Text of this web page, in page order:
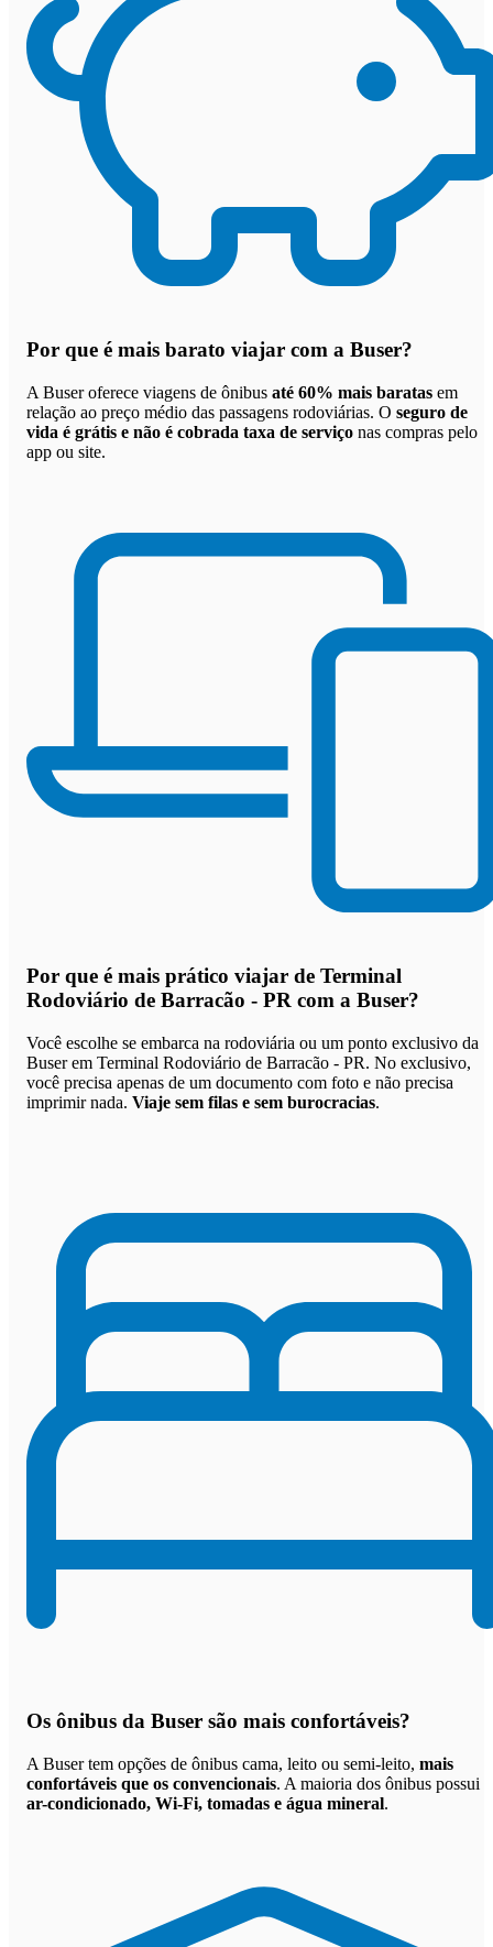
Por que é mais barato viajar com a Buser?
A Buser oferece viagens de ônibus até 60% mais baratas em
relação ao preço médio das passagens rodoviárias. O seguro de
vida é grátis e não é cobrada taxa de serviço nas compras pelo
app ou site.
Por que é mais prático viajar de Terminal
Rodoviário de Barracão - PR com a Buser?
Você escolhe se embarca na rodoviária ou um ponto exclusivo da
Buser em Terminal Rodoviário de Barracão - PR. No exclusivo,
você precisa apenas de um documento com foto e não precisa
imprimir nada. Viaje sem filas e sem burocracias.
Os ônibus da Buser são mais confortáveis?
A Buser tem opções de ônibus cama, leito ou semi-leito, mais
confortáveis que os convencionais. A maioria dos ônibus possui
ar-condicionado, Wi-Fi, tomadas e água mineral.